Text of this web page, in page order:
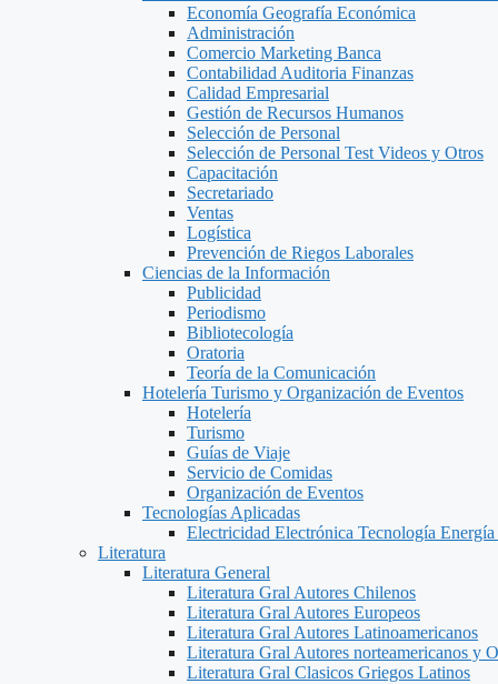
Economía Geografía Económica
Administración
Comercio Marketing Banca
Contabilidad Auditoria Finanzas
Calidad Empresarial
Gestión de Recursos Humanos
Selección de Personal
Selección de Personal Test Videos y Otros
Capacitación
Secretariado
Ventas
Logística
Prevención de Riegos Laborales
Ciencias de la Información
Publicidad
Periodismo
Bibliotecología
Oratoria
Teoría de la Comunicación
Hotelería Turismo y Organización de Eventos
Hotelería
Turismo
Guías de Viaje
Servicio de Comidas
Organización de Eventos
Tecnologías Aplicadas
Electricidad Electrónica Tecnología Energía
Literatura
Literatura General
Literatura Gral Autores Chilenos
Literatura Gral Autores Europeos
Literatura Gral Autores Latinoamericanos
Literatura Gral Autores norteamericanos y
Literatura Gral Clasicos Griegos Latinos